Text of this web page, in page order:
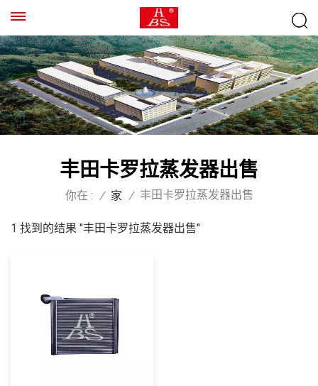
丰田卡罗拉蒸发器出售
你在 : / 家 / 丰田卡罗拉蒸发器出售
1 找到的结果 "丰田卡罗拉蒸发器出售"